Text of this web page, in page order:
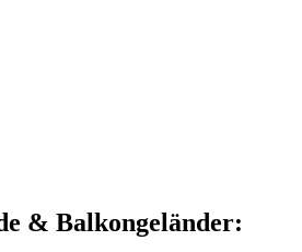
& Balkongeländer: